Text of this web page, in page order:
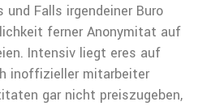
Falls irgendeiner Buro
ferner Anonymitat auf
Intensiv liegt eres auf
inoffizieller mitarbeiter
gar nicht preiszugeben,